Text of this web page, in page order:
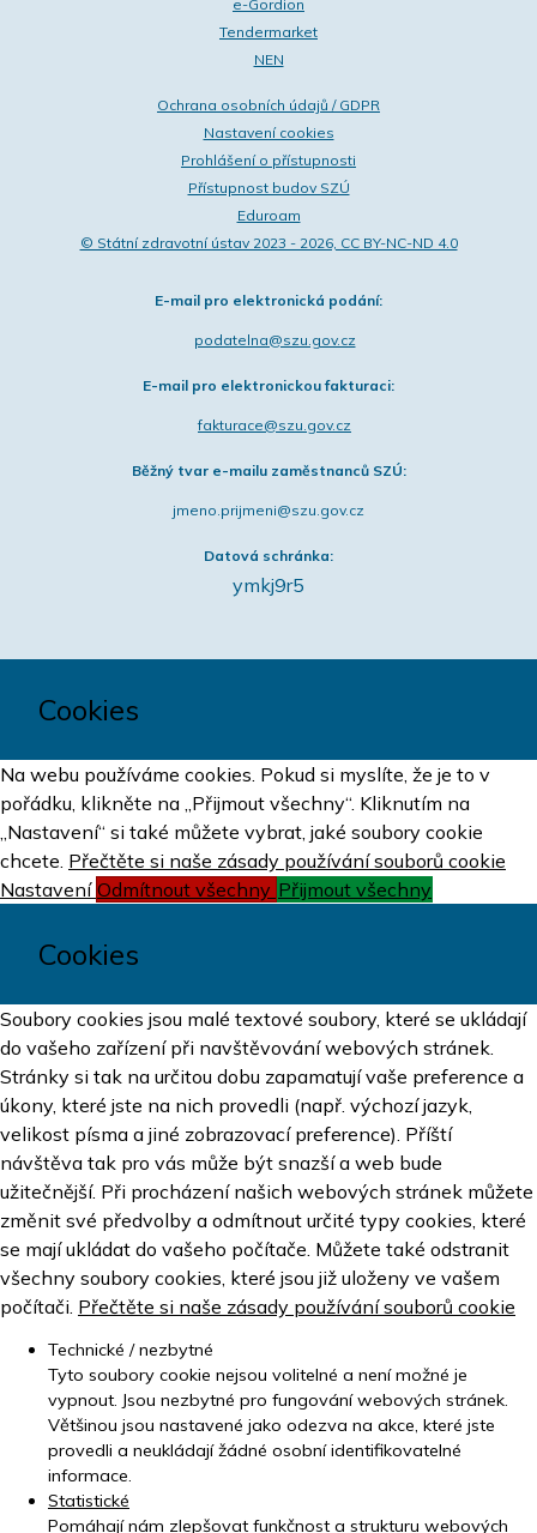
e-Gordion
Tendermarket
NEN
Ochrana osobních údajů / GDPR
Nastavení cookies
Prohlášení o přístupnosti
Přístupnost budov SZÚ
Eduroam
© Státní zdravotní ústav 2023 - 2026, CC BY-NC-ND 4.0
E-mail pro elektronická podání:
podatelna@szu.gov.cz
E-mail pro elektronickou fakturaci:
fakturace@szu.gov.cz
Běžný tvar e-mailu zaměstnanců SZÚ:
jmeno.prijmeni@szu.gov.cz
Datová schránka:
ymkj9r5
Cookies
Na webu používáme cookies. Pokud si myslíte, že je to v
pořádku, klikněte na „Přijmout všechny“. Kliknutím na
„Nastavení“ si také můžete vybrat, jaké soubory cookie
chcete. Přečtěte si naše zásady používání souborů cookie
Nastavení Odmítnout všechny Přijmout všechny
Cookies
Soubory cookies jsou malé textové soubory, které se ukládají
do vašeho zařízení při navštěvování webových stránek.
Stránky si tak na určitou dobu zapamatují vaše preference a
úkony, které jste na nich provedli (např. výchozí jazyk,
velikost písma a jiné zobrazovací preference). Příští
návštěva tak pro vás může být snazší a web bude
užitečnější. Při procházení našich webových stránek můžete
změnit své předvolby a odmítnout určité typy cookies, které
se mají ukládat do vašeho počítače. Můžete také odstranit
všechny soubory cookies, které jsou již uloženy ve vašem
počítači. Přečtěte si naše zásady používání souborů cookie
Technické / nezbytné
Tyto soubory cookie nejsou volitelné a není možné je
vypnout. Jsou nezbytné pro fungování webových stránek.
Většinou jsou nastavené jako odezva na akce, které jste
provedli a neukládají žádné osobní identifikovatelné
informace.
Statistické
Pomáhají nám zlepšovat funkčnost a strukturu webových